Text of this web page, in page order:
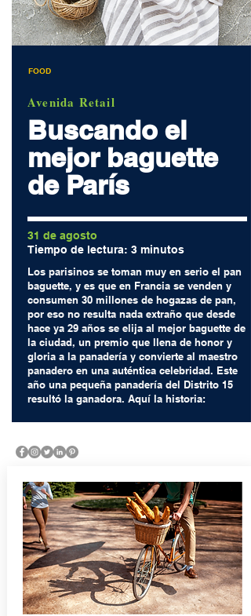
FOOD
Avenida Retail
Buscando el
mejor baguette
de París
31 de agosto
Tiempo de lectura: 3 minutos
Los parisinos se toman muy en serio el pan
baguette, y es que en Francia se venden y
consumen 30 millones de hogazas de pan,
por eso no resulta nada extraño que desde
hace ya 29 años se elija al mejor baguette de
la ciudad, un premio que llena de honor y
gloria a la panadería y convierte al maestro
panadero en una auténtica celebridad. Este
año una pequeña panadería del Distrito 15
resultó la ganadora. Aquí la historia: